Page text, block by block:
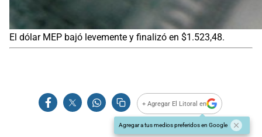
El dólar MEP bajó levemente y finalizó en $1.523,48.
+ Agregar El Litoral en
Agregar a tus medios preferidos en Google